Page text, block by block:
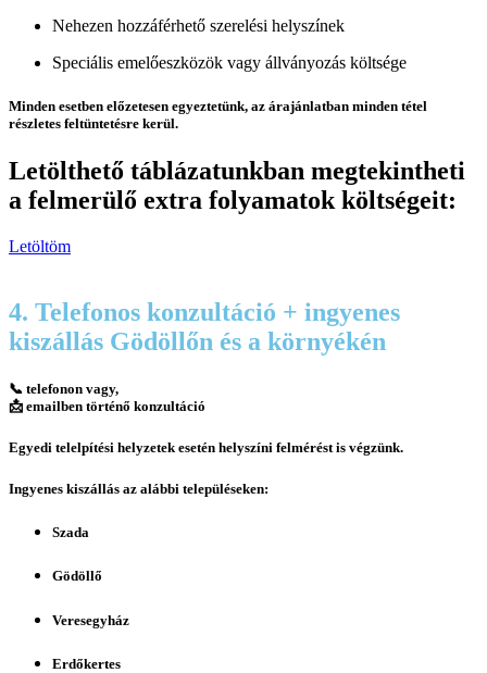
Nehezen hozzáférhető szerelési helyszínek
Speciális emelőeszközök vagy állványozás költsége
Minden esetben előzetesen egyeztetünk, az árajánlatban minden tétel
részletes feltüntetésre kerül.
Letölthető táblázatunkban megtekintheti
a felmerülő extra folyamatok költségeit:
Letöltöm
4. Telefonos konzultáció + ingyenes
kiszállás Gödöllőn és a környékén
📞 telefonon vagy,
📩 emailben történő konzultáció
Egyedi telelpítési helyzetek esetén helyszíni felmérést is végzünk.
Ingyenes kiszállás az alábbi településeken:
Szada
Gödöllő
Veresegyház
Erdőkertes